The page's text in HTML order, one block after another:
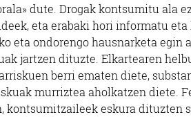
dute. Drogak kontsumitu ala
eta erabaki hori informatu
eta ondorengo hausnarketa egin
jartzen dituzte. Elkartearen
berri ematen diete,
murriztea aholkatzen diete.
kontsumitzaileek eskura dituzten